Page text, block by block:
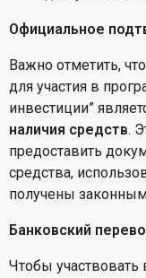
Официальное
Важно отметить,
для участия в
инвестиции”
наличия средств.
предоставить
средства,
получены
Банковский
Чтобы